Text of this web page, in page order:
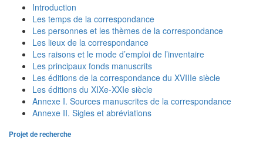
Introduction
Les temps de la correspondance
Les personnes et les thèmes de la correspondance
Les lieux de la correspondance
Les raisons et le mode d’emploi de l’inventaire
Les principaux fonds manuscrits
Les éditions de la correspondance du XVIIIe siècle
Les éditions du XIXe-XXIe siècle
Annexe I. Sources manuscrites de la correspondance
Annexe II. Sigles et abréviations
Projet de recherche